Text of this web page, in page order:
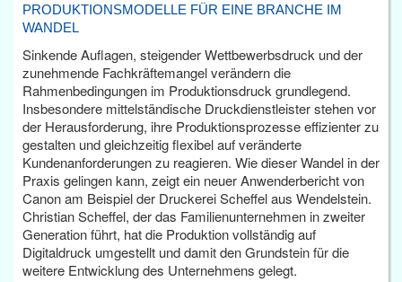
PRODUKTIONSMODELLE FÜR EINE BRANCHE IM
WANDEL
Sinkende Auflagen, steigender Wettbewerbsdruck und der
zunehmende Fachkräftemangel verändern die
Rahmenbedingungen im Produktionsdruck grundlegend.
Insbesondere mittelständische Druckdienstleister stehen vor
der Herausforderung, ihre Produktionsprozesse effizienter zu
gestalten und gleichzeitig flexibel auf veränderte
Kundenanforderungen zu reagieren. Wie dieser Wandel in der
Praxis gelingen kann, zeigt ein neuer Anwenderbericht von
Canon am Beispiel der Druckerei Scheffel aus Wendelstein.
Christian Scheffel, der das Familienunternehmen in zweiter
Generation führt, hat die Produktion vollständig auf
Digitaldruck umgestellt und damit den Grundstein für die
weitere Entwicklung des Unternehmens gelegt.